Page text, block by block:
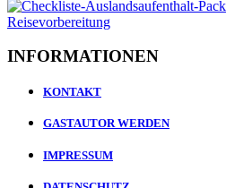
INFORMATIONEN
KONTAKT
GASTAUTOR WERDEN
IMPRESSUM